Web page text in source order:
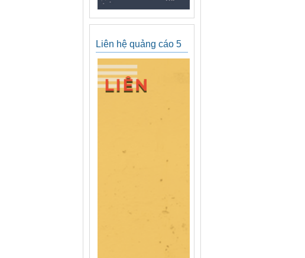
Liên hệ quảng cáo 5